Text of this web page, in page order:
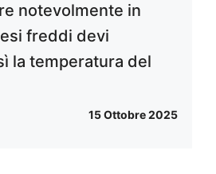
notevolmente in
freddi devi
la temperatura del
15 Ottobre 2025